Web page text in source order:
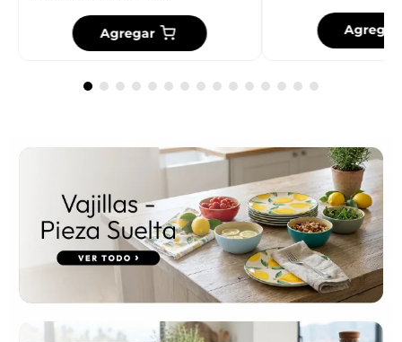
Agregar Agregar